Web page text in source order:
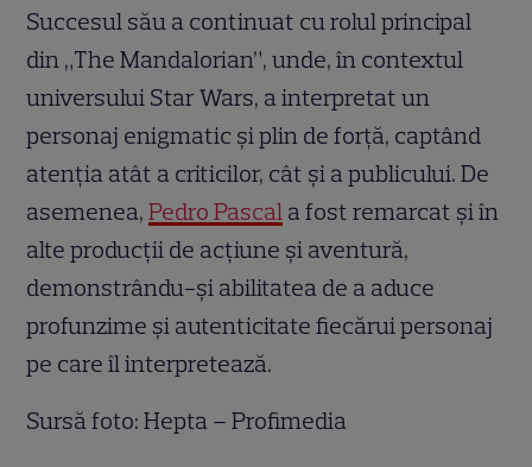
Succesul său a continuat cu rolul principal
din „The Mandalorian”, unde, în contextul
universului Star Wars, a interpretat un
personaj enigmatic și plin de forță, captând
atenția atât a criticilor, cât și a publicului. De
asemenea,Pedro Pascal a fost remarcat și în
alte producții de acțiune și aventură,
demonstrându-și abilitatea de a aduce
profunzime și autenticitate fiecărui personaj
pe care îl interpretează.
Sursă foto: Hepta – Profimedia